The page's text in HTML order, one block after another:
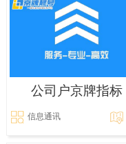
公司户京牌指标
信息通讯